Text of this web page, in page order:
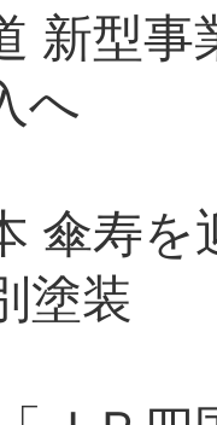
新型
へ
傘寿
塗装